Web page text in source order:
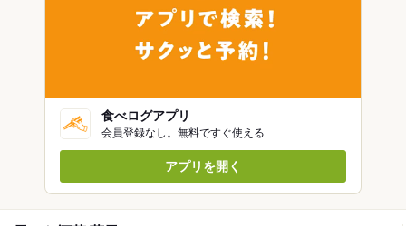
食べログアプリ
会員登録なし。無料ですぐ使える
アプリを開く